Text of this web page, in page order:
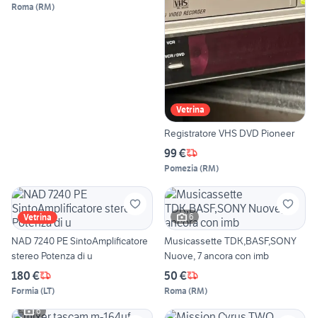
Roma (RM)
Vetrina
Registratore VHS DVD Pioneer
99 €
Pomezia (RM)
Vetrina
NAD 7240 PE SintoAmplificatore
stereo Potenza di u
180 €
Formia (LT)
6
Musicassette TDK,BASF,SONY
Nuove, 7 ancora con imb
50 €
Roma (RM)
6